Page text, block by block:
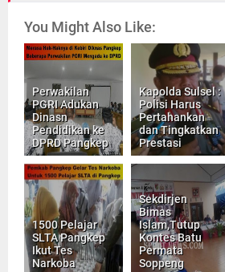
You Might Also Like:
Perwakilan
PGRI Adukan
Dinasn
Pendidikan ke
DPRD Pangkep
Kapolda Sulsel :
Polisi Harus
Pertahankan
dan Tingkatkan
Prestasi
1500 Pelajar
SLTA Pangkep
Ikut Tes
Narkoba
Sekdirjen
Bimas
Islam,Tutup
Kontes Batu
Permata
Soppeng